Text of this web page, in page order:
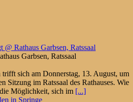
@ Rathaus Garbsen, Ratssaal
Garbsen, Ratssaal
trifft sich am Donnerstag, 13. August, um
Sitzung im Ratssaal des Rathauses. Wie
Möglichkeit, sich im [...]
in Springe